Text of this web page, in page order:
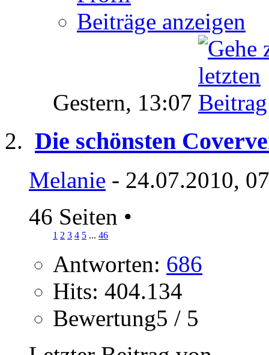
Beiträge anzeigen
Gestern, 13:07
Die schönsten
Melanie - 24.07.2010,
46 Seiten •
1 2 3 4 5 ... 46
Antworten: 686
Hits: 404.134
Bewertung5 / 5